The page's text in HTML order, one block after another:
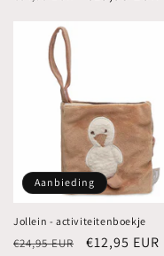
Aanbieding
Jollein - activiteitenboekje
Normale
€24,95 EUR €12,95 EUR